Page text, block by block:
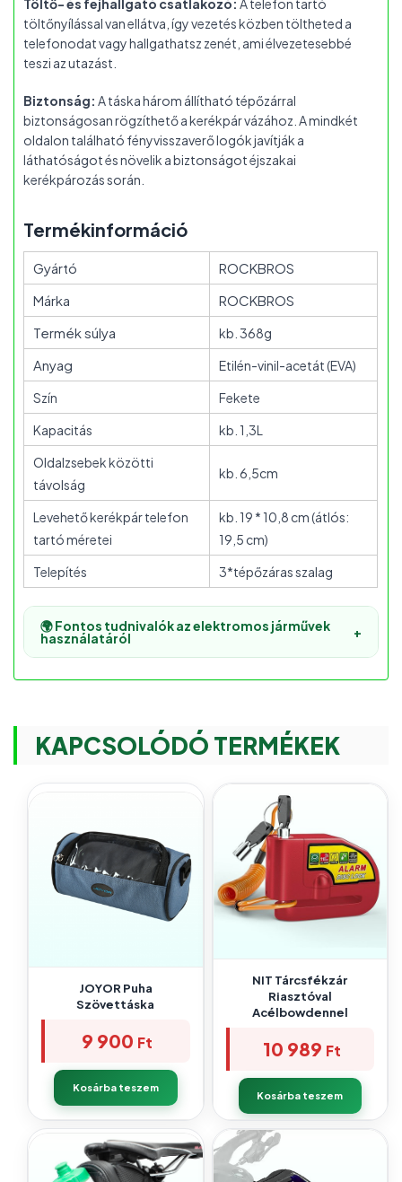
Töltő- és fejhallgató csatlakozó: A telefon tartó
töltőnyílással van ellátva, így vezetés közben töltheted a
telefonodat vagy hallgathatsz zenét, ami élvezetesebbé
teszi az utazást.
Biztonság: A táska három állítható tépőzárral
biztonságosan rögzíthető a kerékpár vázához. A mindkét
oldalon található fényvisszaverő logók javítják a
láthatóságot és növelik a biztonságot éjszakai
kerékpározás során.
Termékinformáció
Gyártó
ROCKBROS
Márka
ROCKBROS
Termék súlya
kb. 368g
Anyag
Etilén-vinil-acetát (EVA)
Szín
Fekete
Kapacitás
kb. 1,3L
Oldalzsebek közötti
távolság
kb. 6,5cm
Levehető kerékpár telefon
tartó méretei
kb. 19 * 10,8 cm (átlós:
19,5 cm)
Telepítés
3*tépőzáras szalag
🌍 Fontos tudnivalók az elektromos járművek
használatáról +
KAPCSOLÓDÓ TERMÉKEK
JOYOR Puha
Szövettáska
9 900 Ft
Kosárba teszem
NIT Tárcsfékzár
Riasztóval
Acélbowdennel
10 989 Ft
Kosárba teszem